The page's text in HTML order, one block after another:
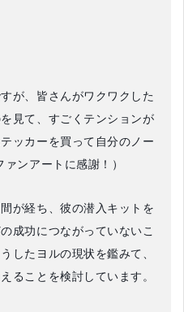
が、皆さんがワクワクした
見て、すごくテンションが
ッカーを買って自分のノー
ンアートに感謝！）
が経ち、彼の潜入キットを
成功につながっていないこ
したヨルの現状を鑑みて、
ることを検討しています。